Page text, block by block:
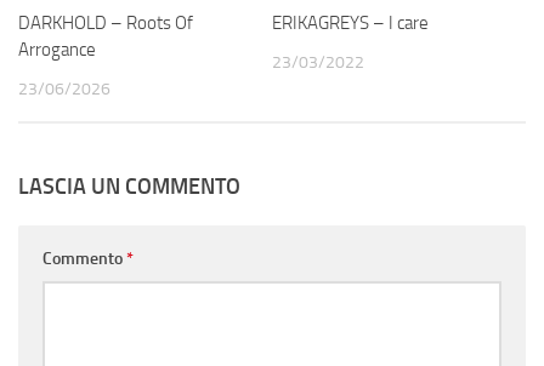
DARKHOLD – Roots Of
Arrogance
23/06/2026
ERIKAGREYS – I care
23/03/2022
LASCIA UN COMMENTO
Commento*